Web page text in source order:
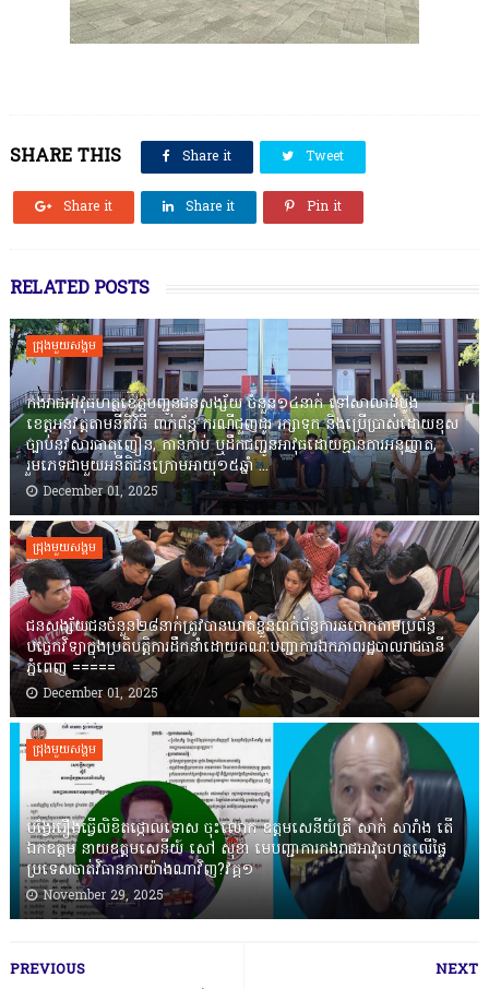
SHARE THIS Share it Tweet
Share it Share it Pin it
RELATED POSTS
ជ្រុងមួយសង្គម
កងរាជឣាវុធហត្ថខេត្តបញ្ជូនជនសង្ស័យ ចំនួន១៤នាក់ ទៅសាលាដំបូង
ខេត្តឣនុវត្តតាមនីតិវិធី ពាក់ព័ន្ធ ករណីជួញដូរ រក្សាទុក និងប្រើប្រាស់ដោយខុស
ច្បាប់នូវសារធាតុញៀន, កាន់កាប់ ឬដឹកជញ្ជូនអាវុធដោយគ្មានការអនុញ្ញាត,
រួមភេទជាមួយអនីតិជនក្រោមអាយុ១៥ឆ្នាំ ...
December 01, 2025
ជ្រុងមួយសង្គម
ជនសង្ស័យជនចំនួន២៨នាក់ត្រូវបានឃាត់ខ្លួនពាក់ព័ន្ធការឆបោកតាមប្រព័ន្ធ
បច្ចេកវិទ្យាក្នុងប្រតិបត្តិការដឹកនាំដោយគណៈបញ្ជាការឯកភាពរដ្ឋបាលរាជធានី
ភ្នំពេញ ‎=====
December 01, 2025
ជ្រុងមួយសង្គម
បង្វែររឿងធ្វើលិខិតថ្កោលទោស ចុះលោក ឧត្តមសេនីយ៍ត្រី សាក់ សារាំង តើ
ឯកឧត្តម នាយឧត្តមសេនីយ៍ សៅ សុខា មេបញ្ជាការកងរាជអាវុធហត្ថលើផ្ទៃ
ប្រទេសចាត់វិធានការយ៉ាងណាវិញ?វគ្គ១
November 29, 2025
NEXT
PREVIOUS